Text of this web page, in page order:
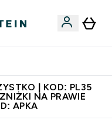
| KOD: PL35
NA PRAWIE
APKA